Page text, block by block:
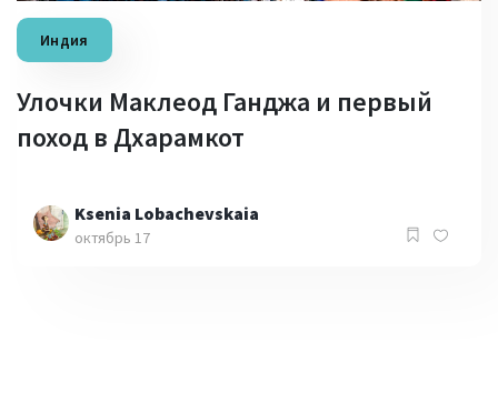
Индия
Улочки Маклеод Ганджа и первый
поход в Дхарамкот
Ksenia Lobachevskaia
октябрь 17